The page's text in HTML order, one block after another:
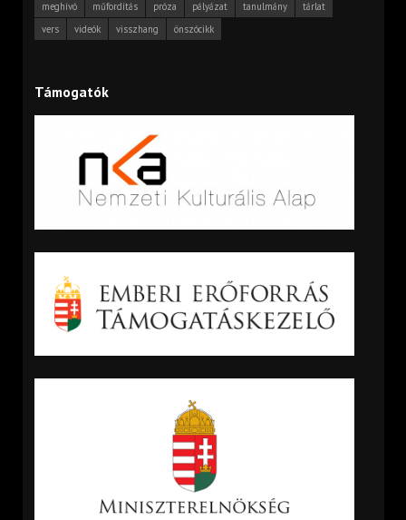
meghívó
műfordítás próza pályázat tanulmány
tárlat
vers
videók visszhang önszócikk
Támogatók